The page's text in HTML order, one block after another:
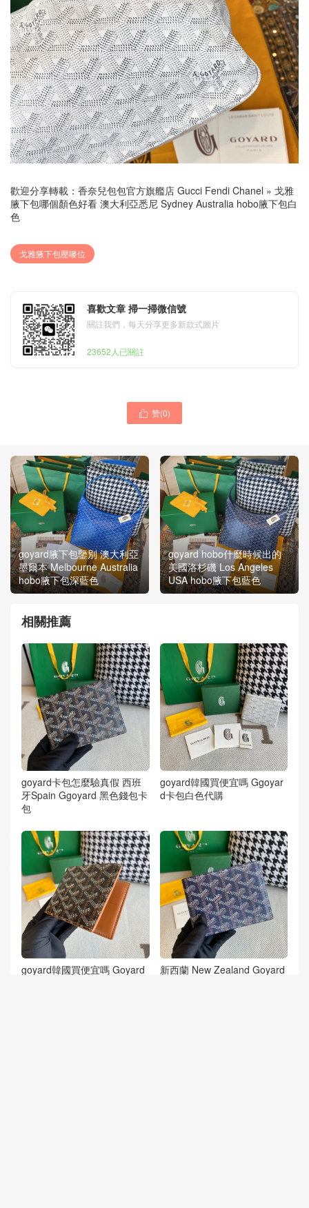
歡迎分享轉載： 香奈兒包包官方旗艦店 Gucci Fendi Chanel » 戈雅
腋下包哪個顏色好看 澳大利亞悉尼 Sydney Australia hobo腋下包白
色
戈雅腋下包壓嘜位
喜歡文章 掃一掃微信號
關註我們，每天分享更多新款式圖片
23652人已關註
 赞(0)
goyard腋下包鑒別 澳大利亞
墨爾本 Melbourne Australia
hobo腋下包深藍色
goyard hobo什麼時候出的
美國洛杉磯 Los Angeles
USA hobo腋下包藍色
相關推薦
goyard卡包怎麼驗真假 西班
牙Spain Ggoyard 黑色錢包卡
包
goyard韓國買便宜嗎 Ggoyar
d卡包白色代購
goyard韓國買便宜嗎 Goyard
新西蘭 New Zealand Goyard